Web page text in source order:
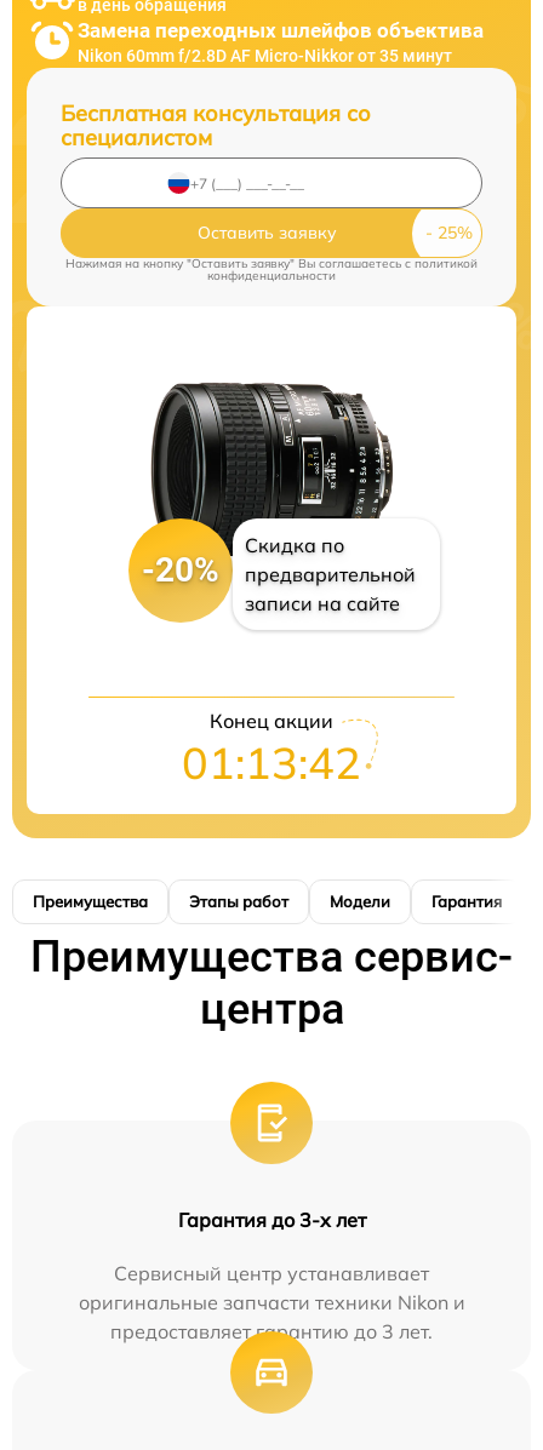
в день обращения
Замена переходных шлейфов объектива
Nikon 60mm f/2.8D AF Micro-Nikkor от 35 минут
Бесплатная консультация со
специалистом
Оставить заявку
Нажимая на кнопку "Оставить заявку" Вы соглашаетесь cполитикой
конфиденциальности
-20%
Скидка по
предварительной
записи на сайте
Конец акции
01:13:41
Преимущества Этапы работ Модели Гарантия
Преимущества сервис-
центра
Гарантия до 3-х лет
Сервисный центр устанавливает
оригинальные запчасти техники Nikon и
предоставляет гарантию до 3 лет.